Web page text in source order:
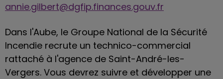
annie.gilbert@dgfip.finances.gouv.fr
Dans l'Aube, le Groupe National de la Sécurité
Incendie recrute un technico-commercial
rattaché à l'agence de Saint-André-les-
Vergers. Vous devrez suivre et développer une